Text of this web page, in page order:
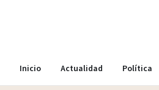
Inicio Actualidad Política